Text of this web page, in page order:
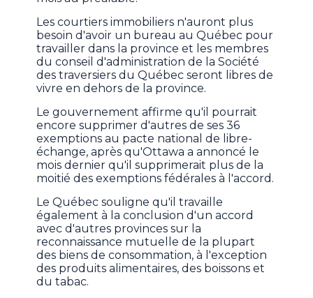
Les courtiers immobiliers n'auront plus
besoin d'avoir un bureau au Québec pour
travailler dans la province et les membres
du conseil d'administration de la Société
des traversiers du Québec seront libres de
vivre en dehors de la province.
Le gouvernement affirme qu'il pourrait
encore supprimer d'autres de ses 36
exemptions au pacte national de libre-
échange, après qu'Ottawa a annoncé le
mois dernier qu'il supprimerait plus de la
moitié des exemptions fédérales à l'accord.
Le Québec souligne qu'il travaille
également à la conclusion d'un accord
avec d'autres provinces sur la
reconnaissance mutuelle de la plupart
des biens de consommation, à l'exception
des produits alimentaires, des boissons et
du tabac.